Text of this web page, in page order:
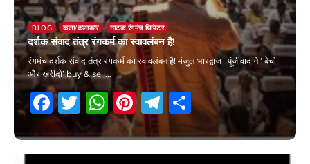
BLOG कला/कलाकार नाटक रंगमंच थियेटर
दर्शक संवाद तंत्र रंगकर्म का स्वावलंबन है!
रंगमंच दर्शक संवाद तंत्र रंगकर्म का स्वावलंबन है! मंजुल भारद्वाज पूंजीवाद ने ‘ बेचो
और खरीदो’ buy & sell…
Facebook
Twitter
WhatsApp
Pinterest
Telegram
Share
19 June 2026